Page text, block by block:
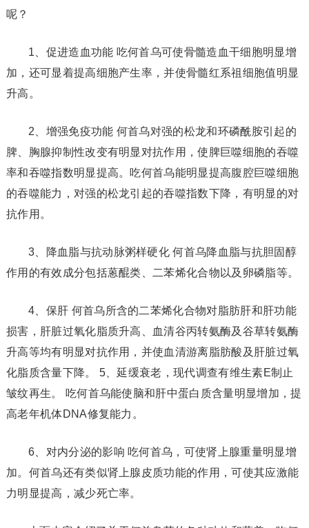
呢？
1、促进造血功能 吃何首乌可使骨髓造血干细胞明显增
加，还可显着提高细胞产生率，并使骨髓红系祖细胞值明显
升高。
2、增强免疫功能 何首乌对强的松龙和环磷酰胺引起的
脾、胸腺抑制性改变有明显对抗作用，使脾巨噬细胞的吞噬
率和吞噬指数明显提高。吃何首乌能明显提高腹腔巨噬细胞
的吞噬能力，对强的松龙引起的吞噬指数下降，有明显的对
抗作用。
3、降血脂与抗动脉粥样硬化 何首乌降血脂与抗胆固醇
作用的有效成分包括蒽醌类、二苯烯化合物以及卵磷脂等。
4、保肝 何首乌所含的二苯烯化合物对脂肪肝和肝功能
损害，肝脏过氧化脂质升高、血清谷丙转氨酶及谷草转氨酶
升高等均有明显对抗作用，并使血清游离脂肪酸及肝脏过氧
化脂质含量下降。 5、延缓衰老，现代调查有维生素E制止
皱纹再生。 吃何首乌能使脑和肝中蛋白质含量明显增加，提
高老年机体DNA修复能力。
6、对内分泌的影响 吃何首乌，可使肾上腺重量明显增
加。何首乌还有类似肾上腺皮质功能的作用，可使其应激能
力明显提高，减少死亡率。